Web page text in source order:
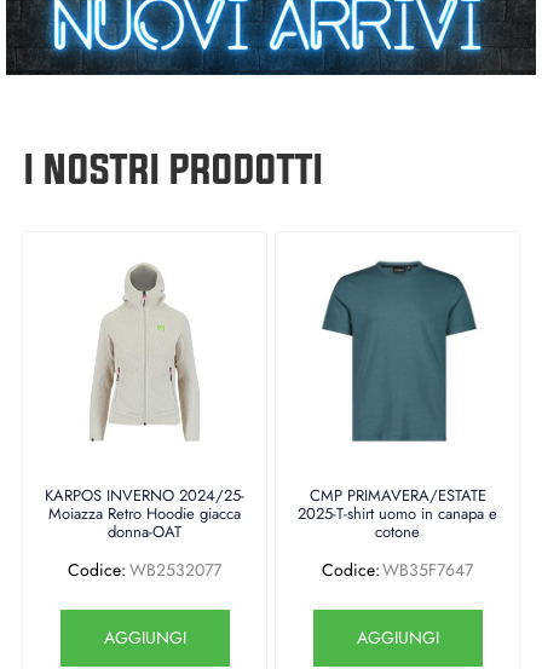
I NOSTRI PRODOTTI
KARPOS INVERNO 2024/25-
Moiazza Retro Hoodie giacca
donna-OAT
Codice: WB2532077
AGGIUNGI
CMP PRIMAVERA/ESTATE
2025-T-shirt uomo in canapa e
cotone
Codice:WB35F7647
AGGIUNGI